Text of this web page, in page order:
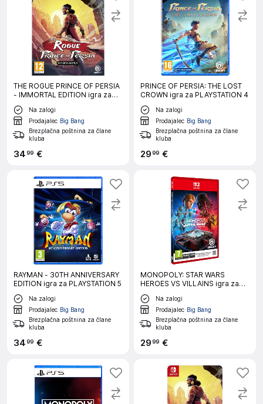
THE ROGUE PRINCE OF PERSIA
- IMMORTAL EDITION igra za
PS5
Na zalogi
Prodajalec Big Bang
Brezplačna poštnina za člane
kluba
3499 €
PRINCE OF PERSIA: THE LOST
CROWN igra za PLAYSTATION 4
Na zalogi
Prodajalec Big Bang
Brezplačna poštnina za člane
kluba
2999 €
RAYMAN - 30TH ANNIVERSARY
EDITION igra za PLAYSTATION 5
Na zalogi
Prodajalec Big Bang
Brezplačna poštnina za člane
kluba
3499 €
MONOPOLY: STAR WARS
HEROES VS VILLAINS igra za
NINTENDO SWITCH 2
Na zalogi
Prodajalec Big Bang
Brezplačna poštnina za člane
kluba
2999 €